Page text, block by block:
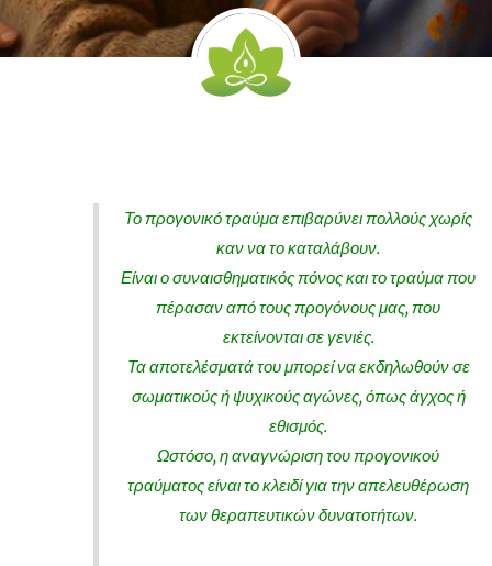
Το προγονικό τραύμα επιβαρύνει πολλούς χωρίς
καν να το καταλάβουν.
Είναι ο συναισθηματικός πόνος και το τραύμα που
πέρασαν από τους προγόνους μας, που
εκτείνονται σε γενιές.
Τα αποτελέσματά του μπορεί να εκδηλωθούν σε
σωματικούς ή ψυχικούς αγώνες, όπως άγχος ή
εθισμός.
Ωστόσο, η αναγνώριση του προγονικού
τραύματος είναι το κλειδί για την απελευθέρωση
των θεραπευτικών δυνατοτήτων.